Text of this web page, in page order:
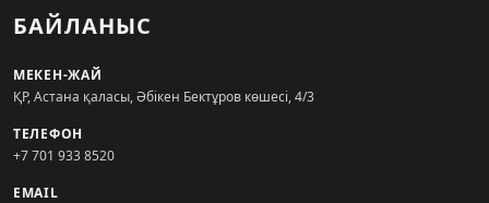
БАЙЛАНЫС
МЕКЕН-ЖАЙ
ҚР, Астана қаласы, Әбікен Бектұров көшесі, 4/3
ТЕЛЕФОН
+7 701 933 8520
EMAIL